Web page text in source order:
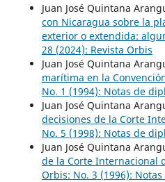
Juan José Quintana
con Nicaragua sobre la
exterior o extendida:
28 (2024): Revista Orbis
Juan José Quintana
marítima en la
No. 1 (1994): Notas de
Juan José Quintana
decisiones de la Corte
No. 5 (1998): Notas de
Juan José Quintana
de la Corte Internacional
Orbis: No. 3 (1996):